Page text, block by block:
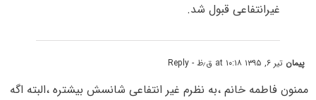
غیرانتفاعی قبول شد.
پیمان تیر ۶, ۱۳۹۵ at ۱۰:۱۸ ق٫ظ - Reply
ممنون فاطمه خانم ،به نظرم غیر انتفاعی شانسش بیشتره ،البته اگه